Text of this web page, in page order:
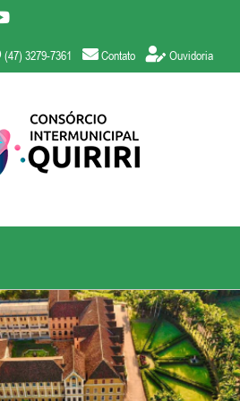
(47) 3279-7361 Contato Ouvidoria